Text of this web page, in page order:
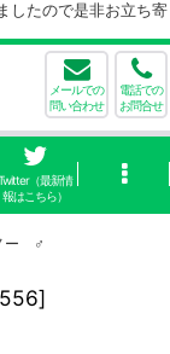
ので是非お立ち寄
メールでの
問い合わせ
電話での
お問合せ
（最新情
報はこちら）
ー ♂
]